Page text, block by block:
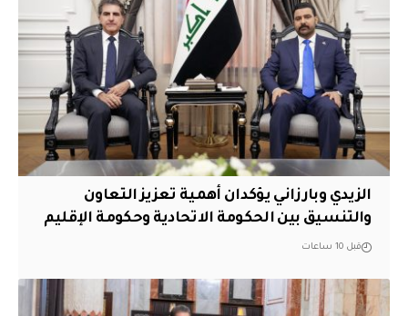
الزيدي وبارزاني يؤكدان أهمية تعزيز التعاون
والتنسيق بين الحكومة الاتحادية وحكومة الإقليم
قبل 10 ساعات